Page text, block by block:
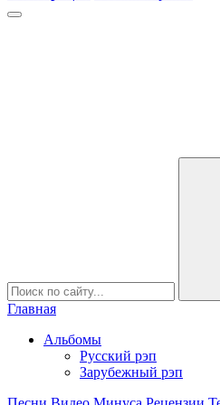
Главная
Альбомы
Русский рэп
Зарубежный рэп